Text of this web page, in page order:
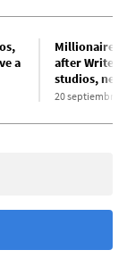
a
Millionaire
after
studios,
20 septiembre